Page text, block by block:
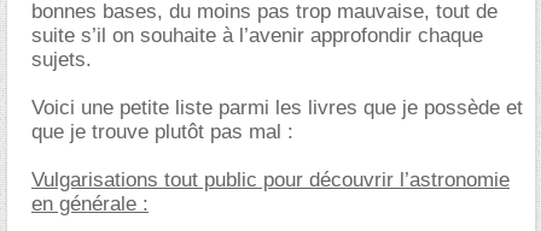
bonnes bases, du moins pas trop mauvaise, tout de
suite s’il on souhaite à l’avenir approfondir chaque
sujets.
Voici une petite liste parmi les livres que je possède et
que je trouve plutôt pas mal :
Vulgarisations tout public pour découvrir l’astronomie
en générale :